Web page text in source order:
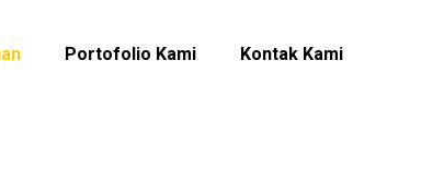
Portofolio Kami Kontak Kami